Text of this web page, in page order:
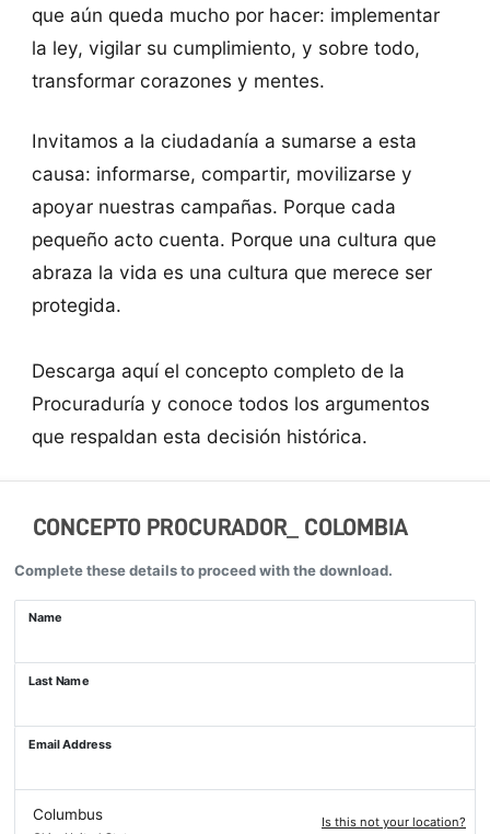
que aún queda mucho por hacer: implementar
la ley, vigilar su cumplimiento, y sobre todo,
transformar corazones y mentes.
Invitamos a la ciudadanía a sumarse a esta
causa: informarse, compartir, movilizarse y
apoyar nuestras campañas. Porque cada
pequeño acto cuenta. Porque una cultura que
abraza la vida es una cultura que merece ser
protegida.
Descarga aquí el concepto completo de la
Procuraduría y conoce todos los argumentos
que respaldan esta decisión histórica.
CONCEPTO PROCURADOR_ COLOMBIA
Complete these details to proceed with the download.
Name
Last Name
Email Address
Columbus Is this not your location?